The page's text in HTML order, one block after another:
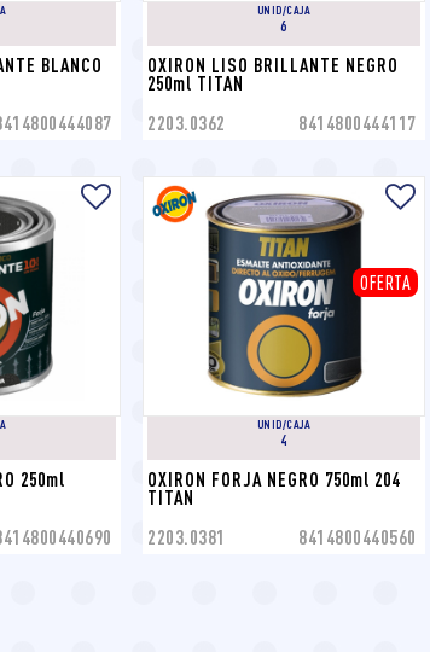
BLANCO
UNID/CAJA
6
OXIRON LISO BRILLANTE NEGRO
250ml TITAN
2203.0362 8414800444117
250ml
OFERTA
UNID/CAJA
4
OXIRON FORJA NEGRO 750ml 204
TITAN
2203.0381 8414800440560